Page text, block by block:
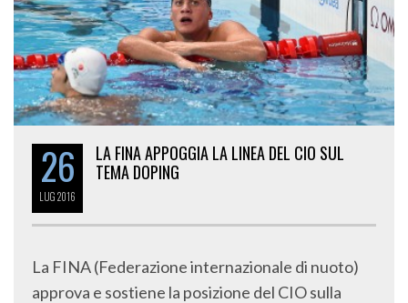
26
LUG2016
LA FINA APPOGGIA LA LINEA DEL CIO SUL
TEMA DOPING
La FINA (Federazione internazionale di nuoto)
approva e sostiene la posizione del CIO sulla